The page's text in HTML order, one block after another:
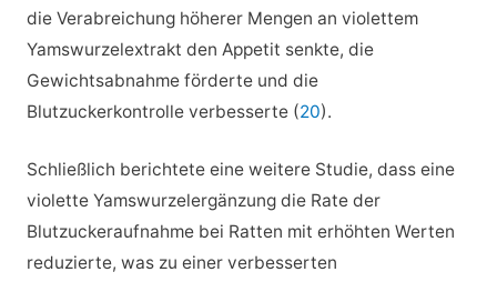
die Verabreichung höherer Mengen an violettem
Yamswurzelextrakt den Appetit senkte, die
Gewichtsabnahme förderte und die
Blutzuckerkontrolle verbesserte (20).
Schließlich berichtete eine weitere Studie, dass eine
violette Yamswurzelergänzung die Rate der
Blutzuckeraufnahme bei Ratten mit erhöhten Werten
reduzierte, was zu einer verbesserten